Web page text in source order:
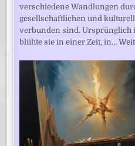
verschiedene Wandlungen
gesellschaftlichen und
verbunden sind. Ursprünglich
blühte sie in einer Zeit, in…